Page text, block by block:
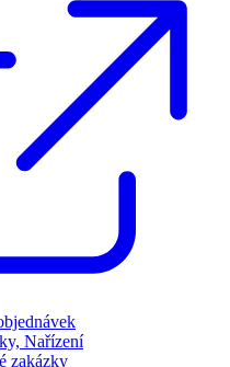
Nařízení
zakázky